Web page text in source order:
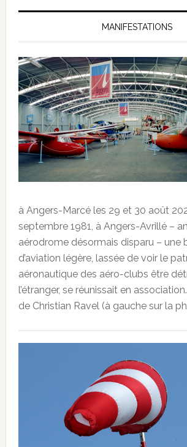
MANIFESTATIONS
à Angers-Marcé les 29 et 30 août
septembre 1981, à Angers-Avrillé –
aérodrome désormais disparu – une
d’aviation légère, lassée de voir le
aéronautique des aéro-clubs être
l’étranger, se réunissait en
de Christian Ravel (à gauche sur la